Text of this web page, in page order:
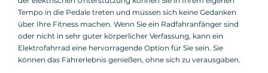
Tempo in die Pedale treten und müssen sich keine Gedanken
über Ihre Fitness machen. Wenn Sie ein Radfahranfänger sind
oder nicht in sehr guter körperlicher Verfassung, kann ein
Elektrofahrrad eine hervorragende Option für Sie sein. Sie
können das Fahrerlebnis genießen, ohne sich zu verausgaben.